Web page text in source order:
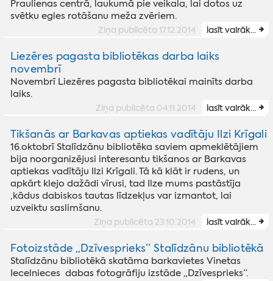
Praulienas centrā, laukumā pie veikala, lai dotos uz
svētku egles rotāšanu meža zvēriem.
Ziņa publicēta 17.12.2014 lasīt vairāk...
Liezēres pagasta bibliotēkas darba laiks
novembrī
Novembrī Liezēres pagasta bibliotēkai mainīts darba
laiks.
Ziņa publicēta 04.11.2014 lasīt vairāk...
Tikšanās ar Barkavas aptiekas vadītāju Ilzi Krīgali
16.oktobrī Stalīdzānu bibliotēka saviem apmeklētājiem
bija noorganizējusi interesantu tikšanos ar Barkavas
aptiekas vadītāju Ilzi Krīgali. Tā kā klāt ir rudens, un
apkārt klejo dažādi vīrusi, tad Ilze mums pastāstīja
,kādus dabiskos tautas līdzekļus var izmantot, lai
uzveiktu saslimšanu.
Ziņa publicēta 23.10.2014 lasīt vairāk...
Fotoizstāde „Dzīvesprieks” Stalīdzānu bibliotēkā
Stalīdzānu bibliotēkā skatāma barkavietes Vinetas
Iecelnieces dabas fotogrāfiju izstāde „Dzīvesprieks”.